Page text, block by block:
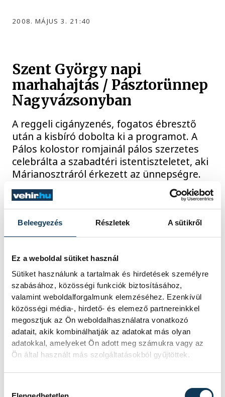
Beleegyezés Részletek A sütikről
Ez a weboldal sütiket használ
Sütiket használunk a tartalmak és hirdetések személyre
szabásához, közösségi funkciók biztosításához,
valamint weboldalforgalmunk elemzéséhez. Ezenkívül
közösségi média-, hirdető- és elemező partnereinkkel
megosztjuk az Ön weboldalhasználatra vonatkozó
adatait, akik kombinálhatják az adatokat más olyan
adatokkal, amelyeket Ön adott meg számukra vagy az
Ön által használt más szolgáltatásokból gyűjtöttek.
2008. MÁJUS 3. 21:40
Szent György napi
marhahajtás / Pásztorünnep
Nagyvázsonyban
A reggeli cigányzenés, fogatos ébresztő
után a kisbíró dobolta ki a programot. A
Pálos kolostor romjainál pálos szerzetes
celebrálta a szabadtéri istentiszteletet, aki
Márianosztráról érkezett az ünnepségre.
2008. MÁJUS 3. 16:57
Új út a Koloska-völgybe / –
avatás a Jókai-napokon –
A balatonfüredi Jókai-napok régi
hagyománya, hogy a nagy mesemondó
ünnepén Jókai bablevesfőző versenyt is
rendeznek a város legkedveltebb
kirándulóhelyén, a Koloska-völgyben. A
kellemes kirándulóhelyre azonban
másképp van.